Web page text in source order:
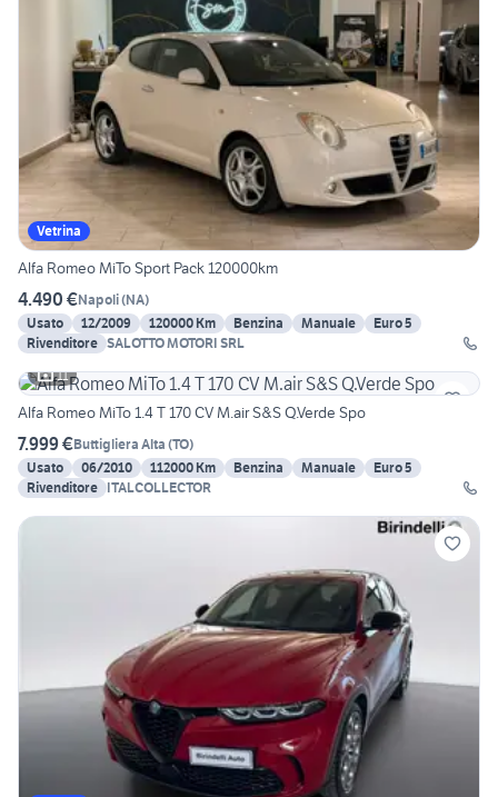
Vetrina
Alfa Romeo MiTo Sport Pack 120000km
4.490 €Napoli(NA)
Usato
12/2009 120000 Km Benzina Manuale
Euro 5
Rivenditore SALOTTO MOTORI SRL
11
Alfa Romeo MiTo 1.4 T 170 CV M.air S&S Q.Verde Spo
7.999 €Buttigliera Alta (TO)
Usato
06/2010 112000 Km Benzina Manuale
Euro 5
Rivenditore ITALCOLLECTOR